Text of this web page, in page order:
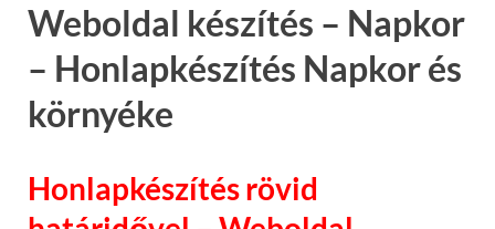
Weboldal készítés – Napkor
– Honlapkészítés Napkor és
környéke
Honlapkészítés rövid